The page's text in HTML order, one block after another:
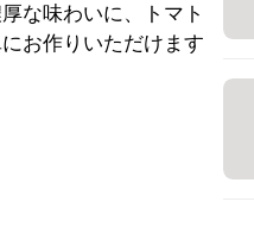
な味わいに、トマト
お作りいただけます